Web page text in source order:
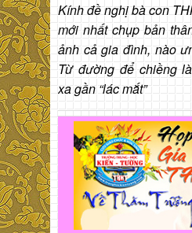
Kính đề nghị bà con
mới nhất chụp bản
ảnh cả gia đình, nào
Từ đường để chiềng
xa gần “lác mắt”